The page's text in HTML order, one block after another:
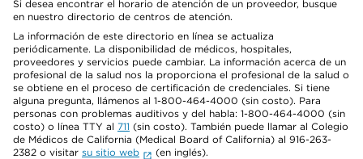
Si desea encontrar el horario de atención de un proveedor, busque
en nuestro directorio de centros de atención.
La información de este directorio en línea se actualiza
periódicamente. La disponibilidad de médicos, hospitales,
proveedores y servicios puede cambiar. La información acerca de un
profesional de la salud nos la proporciona el profesional de la salud o
se obtiene en el proceso de certificación de credenciales. Si tiene
alguna pregunta, llámenos al 1-800-464-4000 (sin costo). Para
personas con problemas auditivos y del habla: 1-800-464-4000 (sin
costo) o línea TTY al 711 (sin costo). También puede llamar al Colegio
de Médicos de California (Medical Board of California) al 916-263-
2382 o visitar su sitio web
(en inglés).